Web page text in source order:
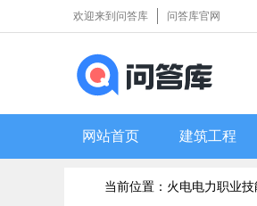
欢迎来到问答库 问答库官网
网站首页 建筑工程
当前位置：火电电力职业